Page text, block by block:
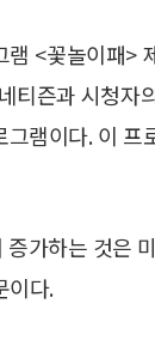
<꽃놀이패>
티즌과 시청자
램이다. 이 프
가하는 것은
이다.